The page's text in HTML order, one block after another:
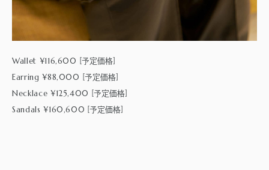
Wallet ¥116,600 [予定価格]
Earring ¥88,000 [予定価格]
Necklace ¥125,400 [予定価格]
Sandals ¥160,600 [予定価格]